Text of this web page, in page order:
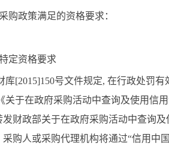
购政策满足的资格要求：
定资格要求
库[2015]150号文件规定, 在行政处罚
关于在政府采购活动中查询及使用信
发财政部关于在政府采购活动中查询
采购人或采购代理机构将通过“信用中